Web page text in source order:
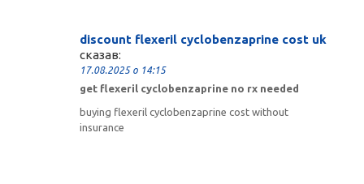
discount flexeril cyclobenzaprine cost uk
сказав:
17.08.2025 о 14:15
get flexeril cyclobenzaprine no rx needed
buying flexeril cyclobenzaprine cost without
insurance